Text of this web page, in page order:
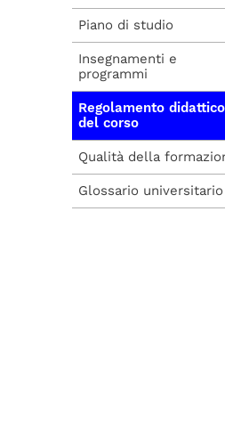
Piano di studio
Insegnamenti e
programmi
Regolamento didattico
del corso
Qualità della
Glossario universitario